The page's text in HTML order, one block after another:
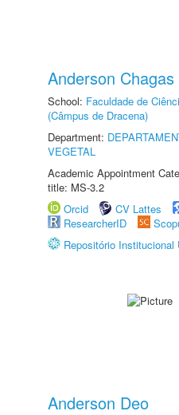
Anderson
School: Faculdade de
(Câmpus de Dracena)
Department:
VEGETAL
Academic Appointment
title: MS-3.2
Orcid
CV Lattes
ResearcherID
Repositório Institucional
Anderson Deo